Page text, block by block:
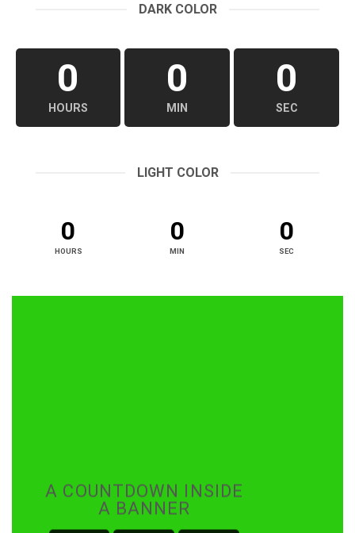
DARK COLOR
0
HOURS
0
MIN
0
SEC
LIGHT COLOR
0
HOURS
0
MIN
0
SEC
A COUNTDOWN INSIDE
A BANNER